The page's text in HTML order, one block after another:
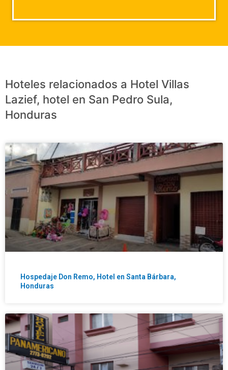
Hoteles relacionados a Hotel Villas
Lazief, hotel en San Pedro Sula,
Honduras
Hospedaje Don Remo, Hotel en Santa Bárbara,
Honduras